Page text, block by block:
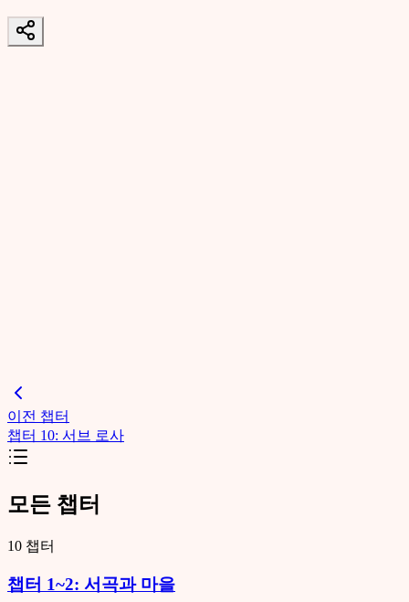
이전 챕터
챕터 10: 서브 로사
모든 챕터
10 챕터
챕터 1~2: 서곡과 마을